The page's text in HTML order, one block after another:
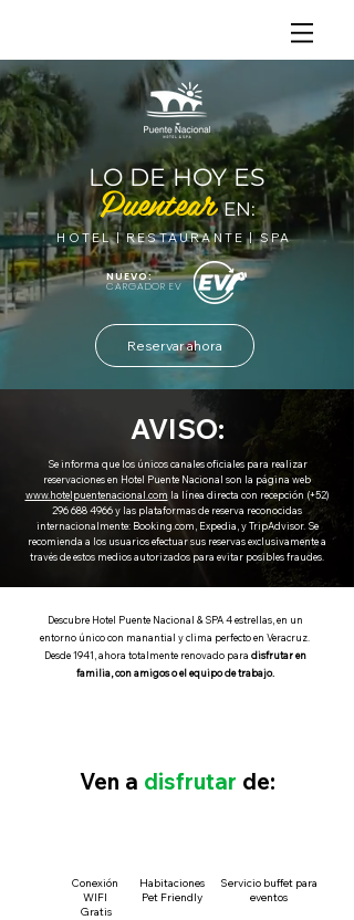
LO DE HOY ES
Puentear EN:
HOTEL | RESTAURANTE | SPA
NUEVO:
CARGADOR EV
Reservar ahora
AVISO:
Se informa que los únicos canales oficiales para realizar
reservaciones en Hotel Puente Nacional son la página web
www.hotelpuentenacional.com la línea directa con recepción (+52)
296 688 4966y las plataformas de reserva reconocidas
internacionalmente: Booking.com, Expedia, y TripAdvisor. Se
recomienda a los usuarios efectuar sus reservas exclusivamente a
través de estos medios autorizados para evitar posibles fraudes.
Descubre Hotel Puente Nacional & SPA 4 estrellas, en un
entorno único con manantial y clima perfecto en Veracruz.
Desde 1941, ahora totalmente renovado para disfrutar en
familia, con amigos o el equipo de trabajo.
Ven a disfrutar de:
Conexión
WIFI
Gratis
Habitaciones
Pet Friendly
Servicio buffet para
eventos